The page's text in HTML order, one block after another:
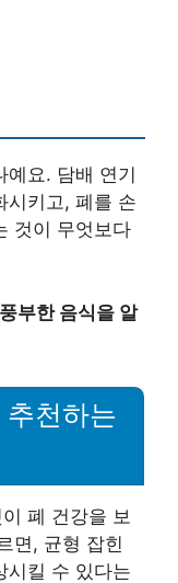
예요. 담배 연기
시키고, 폐를 손
것이 무엇보다
부한 음식을 알
천하는
폐 건강을 보
면, 균형 잡힌
시킬 수 있다는